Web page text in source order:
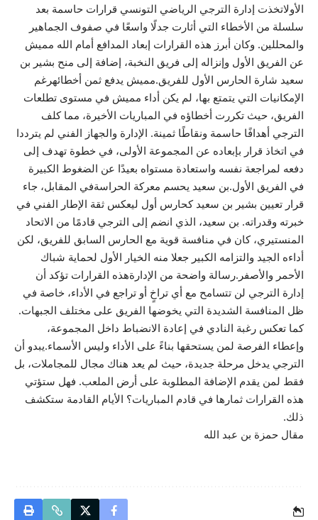
الأولاتخذت إدارة الترجي الرياضي التونسي قرارات حاسمة بعد
سلسلة من الأخطاء التي أثارت جدلًا واسعًا في صفوف الجماهير
والمحللين. وكان أبرز هذه القرارات إبعاد المدافع أمام الله مميش
عن الفريق الأول وإنزاله إلى فريق النخبة، إضافة إلى منح بشير بن
سعيد شارة الحارس الأول للفريق.مميش يدفع ثمن أخطائهرغم
الإمكانيات التي يتمتع بها، لم يكن أداء مميش في مستوى تطلعات
الفريق، حيث تكررت أخطاؤه في المباريات الأخيرة، مما كلف
الترجي أهدافًا حاسمة ونقاطًا ثمينة. الإدارة والجهاز الفني لم يترددا
في اتخاذ قرار بإبعاده عن المجموعة الأولى، في خطوة تهدف إلى
دفعه لمراجعة نفسه واستعادة مستواه بعيدًا عن الضغوط الكبيرة
في الفريق الأول.بن سعيد يحسم معركة الحراسةفي المقابل، جاء
قرار تعيين بشير بن سعيد كحارس أول ليعكس ثقة الإطار الفني في
خبرته وقدراته. بن سعيد، الذي انضم إلى الترجي قادمًا من الاتحاد
المنستيري، كان في منافسة قوية مع الحارس السابق للفريق، لكن
أداءه الجيد والتزامه الكبير جعلا منه الخيار الأول لحماية شباك
الأحمر والأصفر.رسالة واضحة من الإدارةهذه القرارات تؤكد أن
إدارة الترجي لن تتسامح مع أي تراخٍ أو تراجع في الأداء، خاصة في
ظل المنافسة الشديدة التي يخوضها الفريق على مختلف الجبهات.
كما تعكس رغبة النادي في إعادة الانضباط داخل المجموعة،
وإعطاء الفرصة لمن يستحقها بناءً على الأداء وليس الأسماء.يبدو أن
الترجي يدخل مرحلة جديدة، حيث لم يعد هناك مجال للمجاملات، بل
فقط لمن يقدم الإضافة المطلوبة على أرض الملعب. فهل ستؤتي
هذه القرارات ثمارها في قادم المباريات؟ الأيام القادمة ستكشف
ذلك.
مقال حمزة بن عبد الله